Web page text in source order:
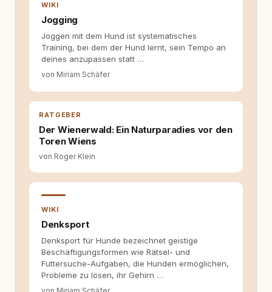
Hundehalter:innen in Deutschland, Österreich
und der Schweiz. Meine Überzeugung:
Tierschutz beginnt mit Wissen. Wer seinen
Hund versteht, trifft bessere Entscheidungen –
für ein Zusammenleben, das beiden guttut.
WIKI
Jogging
Joggen mit dem Hund ist systematisches
Training, bei dem der Hund lernt, sein Tempo an
deines anzupassen statt …
von Miriam Schäfer
RATGEBER
Der Wienerwald: Ein Naturparadies vor den
Toren Wiens
von Roger Klein
WIKI
Denksport
Denksport für Hunde bezeichnet geistige
Beschäftigungsformen wie Rätsel- und
Futtersuche-Aufgaben, die Hunden ermöglichen,
Probleme zu lösen, ihr Gehirn …